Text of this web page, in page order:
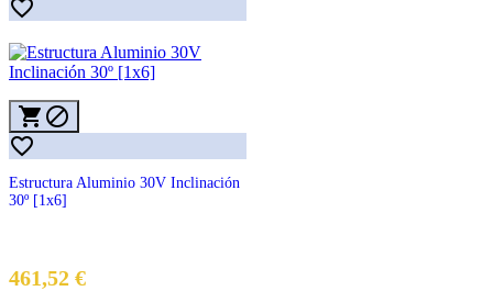

 

Estructura Aluminio 30V Inclinación
30º [1x6]
461,52 €